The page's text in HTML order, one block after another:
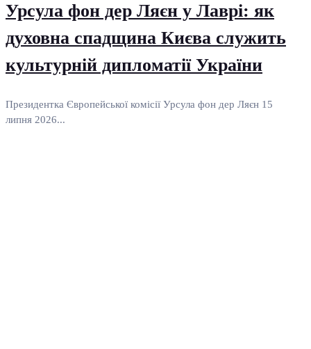
Урсула фон дер Ляєн у Лаврі: як
духовна спадщина Києва служить
культурній дипломатії України
Президентка Європейської комісії Урсула фон дер Ляєн 15
липня 2026...